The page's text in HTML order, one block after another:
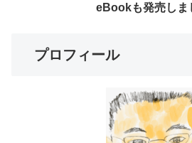
eBookも発売しま
プロフィール